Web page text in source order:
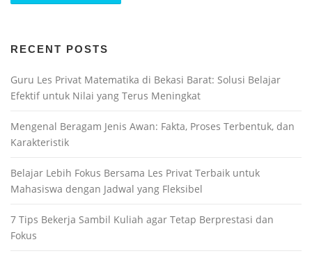
RECENT POSTS
Guru Les Privat Matematika di Bekasi Barat: Solusi Belajar
Efektif untuk Nilai yang Terus Meningkat
Mengenal Beragam Jenis Awan: Fakta, Proses Terbentuk, dan
Karakteristik
Belajar Lebih Fokus Bersama Les Privat Terbaik untuk
Mahasiswa dengan Jadwal yang Fleksibel
7 Tips Bekerja Sambil Kuliah agar Tetap Berprestasi dan
Fokus